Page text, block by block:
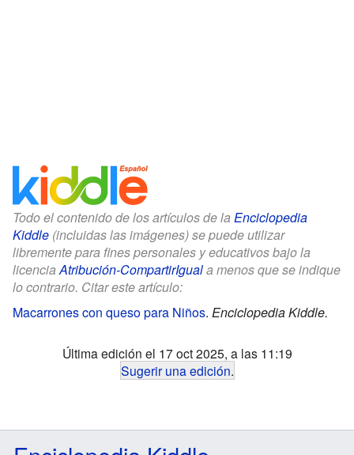
Todo el contenido de los artículos de la Enciclopedia
Kiddle (incluidas las imágenes) se puede utilizar
libremente para fines personales y educativos bajo la
licenciaAtribución-CompartirIguala menos que se indique
lo contrario. Citar este artículo:
Macarrones con queso para Niños. Enciclopedia Kiddle.
Última edición el 17 oct 2025, a las 11:19
Sugerir una edición.